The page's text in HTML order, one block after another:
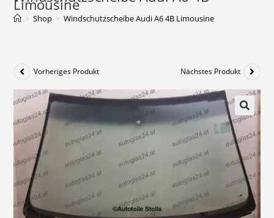
Limousine
> Shop > Windschutzscheibe Audi A6 4B Limousine
Vorheriges Produkt Nächstes Produkt
🔍